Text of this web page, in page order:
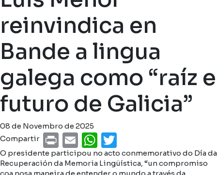
reinvindica en
Bande a lingua
galega como “raíz e
futuro de Galicia”
08 de Novembro de 2025
Compartir
PrintEmailWhatsApp
O presidente participou no acto conmemorativo do Día da
Recuperación da Memoria Lingüística, “un compromiso